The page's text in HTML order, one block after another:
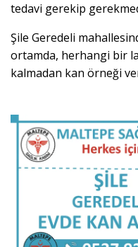
tedavi gerekip
Şile Geredeli
ortamda, herhangi bir
kalmadan kan örneği